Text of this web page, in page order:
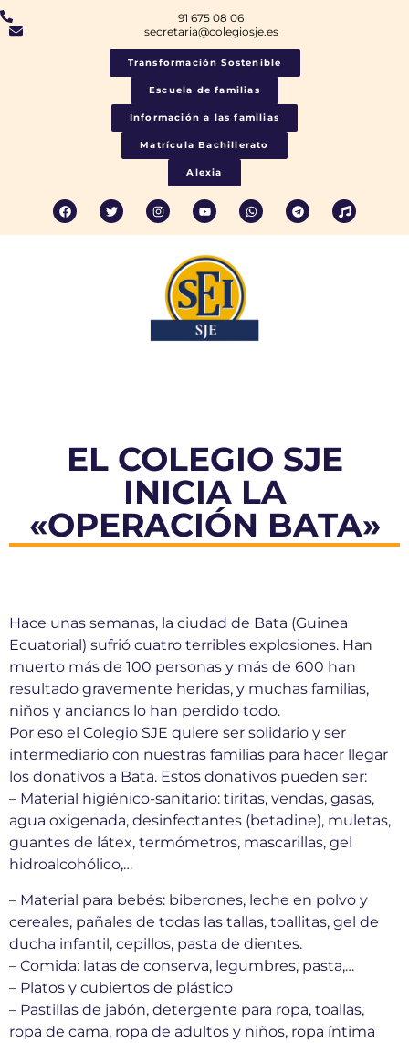
91 675 08 06
secretaria@colegiosje.es
Transformación Sostenible
Escuela de familias
Información a las familias
Matrícula Bachillerato
Alexia
EL COLEGIO SJE
INICIA LA
«OPERACIÓN BATA»
Hace unas semanas, la ciudad de Bata (Guinea
Ecuatorial) sufrió cuatro terribles explosiones. Han
muerto más de 100 personas y más de 600 han
resultado gravemente heridas, y muchas familias,
niños y ancianos lo han perdido todo.
Por eso el Colegio SJE quiere ser solidario y ser
intermediario con nuestras familias para hacer llegar
los donativos a Bata. Estos donativos pueden ser:
– Material higiénico-sanitario: tiritas, vendas, gasas,
agua oxigenada, desinfectantes (betadine), muletas,
guantes de látex, termómetros, mascarillas, gel
hidroalcohólico,…
– Material para bebés: biberones, leche en polvo y
cereales, pañales de todas las tallas, toallitas, gel de
ducha infantil, cepillos, pasta de dientes.
– Comida: latas de conserva, legumbres, pasta,…
– Platos y cubiertos de plástico
– Pastillas de jabón, detergente para ropa, toallas,
ropa de cama, ropa de adultos y niños, ropa íntima